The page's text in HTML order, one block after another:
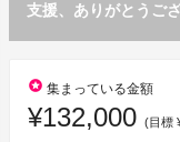
支援、ありがとうご
stars 集まっている金額
¥132,000 (目標